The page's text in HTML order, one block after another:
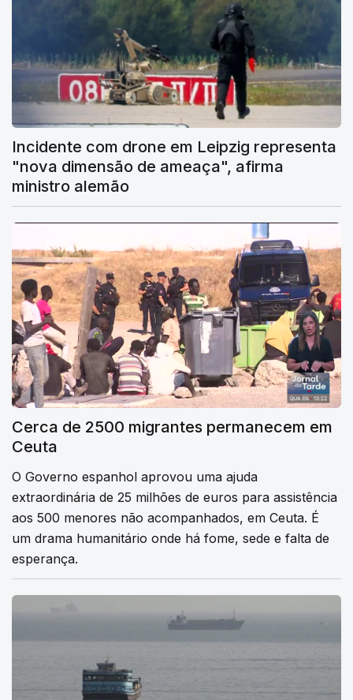
Incidente com drone em Leipzig representa
"nova dimensão de ameaça", afirma
ministro alemão
Cerca de 2500 migrantes permanecem em
Ceuta
O Governo espanhol aprovou uma ajuda
extraordinária de 25 milhões de euros para assistência
aos 500 menores não acompanhados, em Ceuta. É
um drama humanitário onde há fome, sede e falta de
esperança.